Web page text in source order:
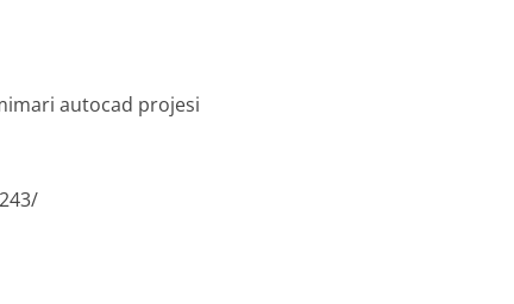
autocad projesi